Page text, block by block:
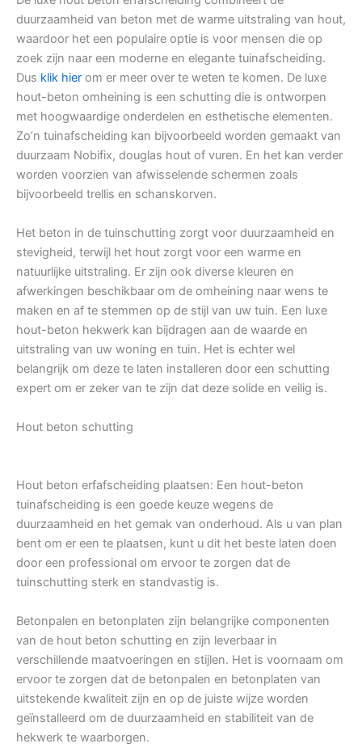
duurzaamheid van beton met de warme uitstraling van hout,
waardoor het een populaire optie is voor mensen die op
zoek zijn naar een moderne en elegante tuinafscheiding.
Dus klik hier om er meer over te weten te komen. De luxe
hout-beton omheining is een schutting die is ontworpen
met hoogwaardige onderdelen en esthetische elementen.
Zo’n tuinafscheiding kan bijvoorbeeld worden gemaakt van
duurzaam Nobifix, douglas hout of vuren. En het kan verder
worden voorzien van afwisselende schermen zoals
bijvoorbeeld trellis en schanskorven.
Het beton in de tuinschutting zorgt voor duurzaamheid en
stevigheid, terwijl het hout zorgt voor een warme en
natuurlijke uitstraling. Er zijn ook diverse kleuren en
afwerkingen beschikbaar om de omheining naar wens te
maken en af te stemmen op de stijl van uw tuin. Een luxe
hout-beton hekwerk kan bijdragen aan de waarde en
uitstraling van uw woning en tuin. Het is echter wel
belangrijk om deze te laten installeren door een schutting
expert om er zeker van te zijn dat deze solide en veilig is.
Hout beton schutting
Hout beton erfafscheiding plaatsen: Een hout-beton
tuinafscheiding is een goede keuze wegens de
duurzaamheid en het gemak van onderhoud. Als u van plan
bent om er een te plaatsen, kunt u dit het beste laten doen
door een professional om ervoor te zorgen dat de
tuinschutting sterk en standvastig is.
Betonpalen en betonplaten zijn belangrijke componenten
van de hout beton schutting en zijn leverbaar in
verschillende maatvoeringen en stijlen. Het is voornaam om
ervoor te zorgen dat de betonpalen en betonplaten van
uitstekende kwaliteit zijn en op de juiste wijze worden
geïnstalleerd om de duurzaamheid en stabiliteit van de
hekwerk te waarborgen.